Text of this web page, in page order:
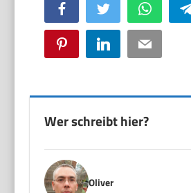
Facebook Twitter WhatsApp
Pinterest LinkedIn Email
Wer schreibt hier?
Oliver